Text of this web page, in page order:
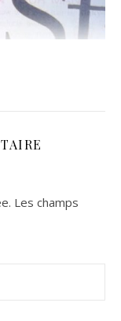
Les champs